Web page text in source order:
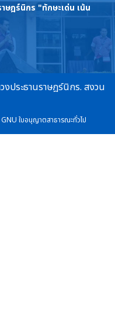
ษฎร์นิกร "ทักษะเด่น เน้น
ประธานราษฎร์นิกร. สงวน
GNU ใบอนุญาตสาธารณะทั่วไป